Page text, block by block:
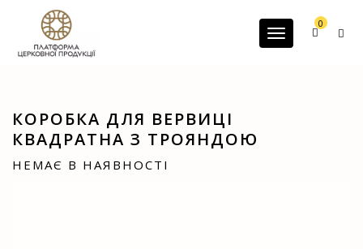
G-60JZFMNRBC
Toggle
0
КОРОБКА ДЛЯ ВЕРВИЦІ
КВАДРАТНА З ТРОЯНДОЮ
НЕМАЄ В НАЯВНОСТІ